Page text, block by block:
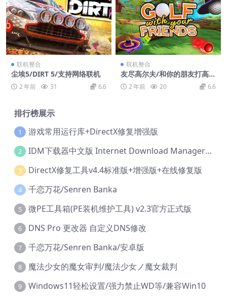
联机整合
尘埃5/DIRT 5/支持网络联机
2 年前 31 6.6
联机整合
友尽高尔夫/和你的朋友打高尔
夫/Golf With Your Friends/
支持网络联机
2 年前 20 6.6
排行榜展示
1 游戏常用运行库+DirectX修复增强版
2 IDM下载器中文版 Internet Download Manager v6.42.36 IDM
3 DirectX修复工具v4.4标准版+增强版+在线修复版
4 千恋万花/Senren Banka
5 微PE工具箱(PE装机维护工具) v2.3官方正式版
6 DNS Pro 更改器 自定义DNS修改
7 千恋万花/Senren Banka/安卓版
8 魔法少女的魔女审判/魔法少女ノ魔女裁判
9 Windows11轻松设置/强力禁止WD等/兼容Win10